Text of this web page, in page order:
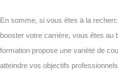
En somme, si vous êtes à la
booster votre carrière, vous êtes au
formation propose une variété de
atteindre vos objectifs